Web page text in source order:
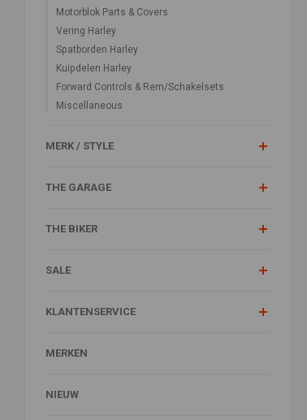
Motorblok Parts & Covers
Vering Harley
Spatborden Harley
Kuipdelen Harley
Forward Controls & Rem/Schakelsets
Miscellaneous
MERK / STYLE
THE GARAGE
THE BIKER
SALE
KLANTENSERVICE
MERKEN
NIEUW